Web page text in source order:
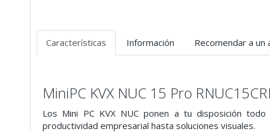
Características Información Recomendar a un
MiniPC KVX NUC 15 Pro
Los Mini PC KVX NUC ponen a tu disposición
productividad empresarial hasta soluciones visuales.